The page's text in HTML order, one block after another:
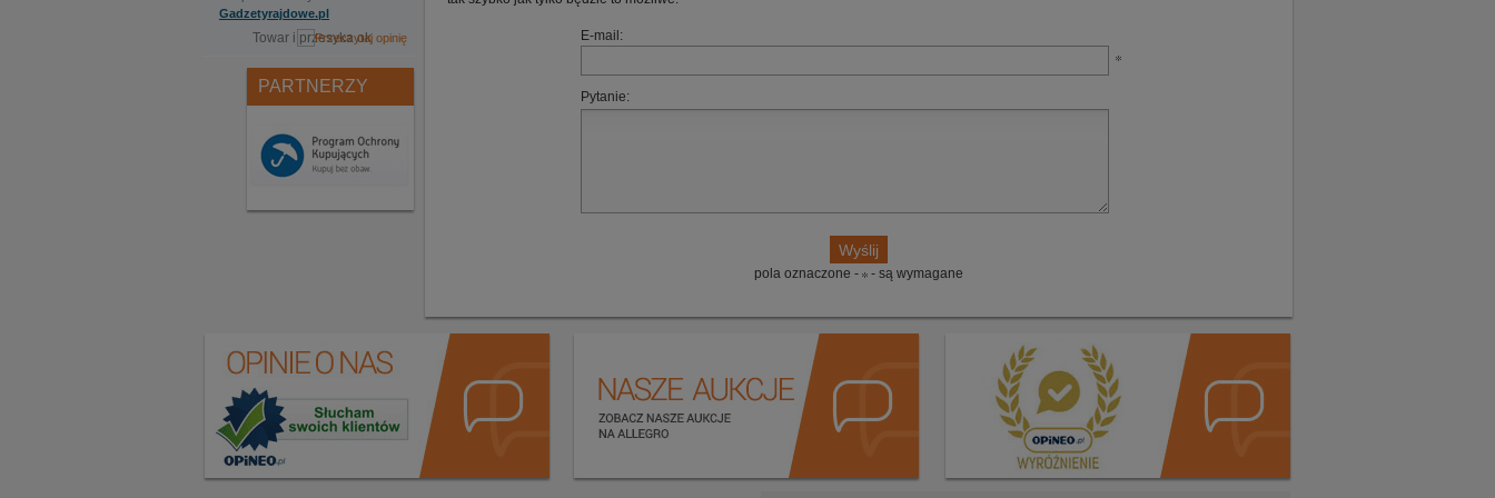
Gadzetyrajdowe.pl
Towar i przesyka ok
PARTNERZY
E-mail:
Pytanie:
pola oznaczone - - są wymagane